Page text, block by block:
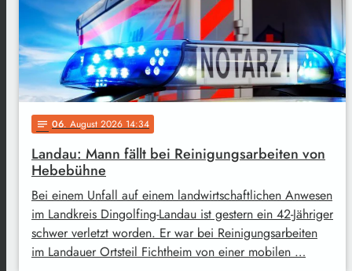
notes 06. August 2026 14:34
Landau: Mann fällt bei Reinigungsarbeiten von
Hebebühne
Bei einem Unfall auf einem landwirtschaftlichen Anwesen
im Landkreis Dingolfing-Landau ist gestern ein 42-Jähriger
schwer verletzt worden. Er war bei Reinigungsarbeiten
im Landauer Ortsteil Fichtheim von einer mobilen …